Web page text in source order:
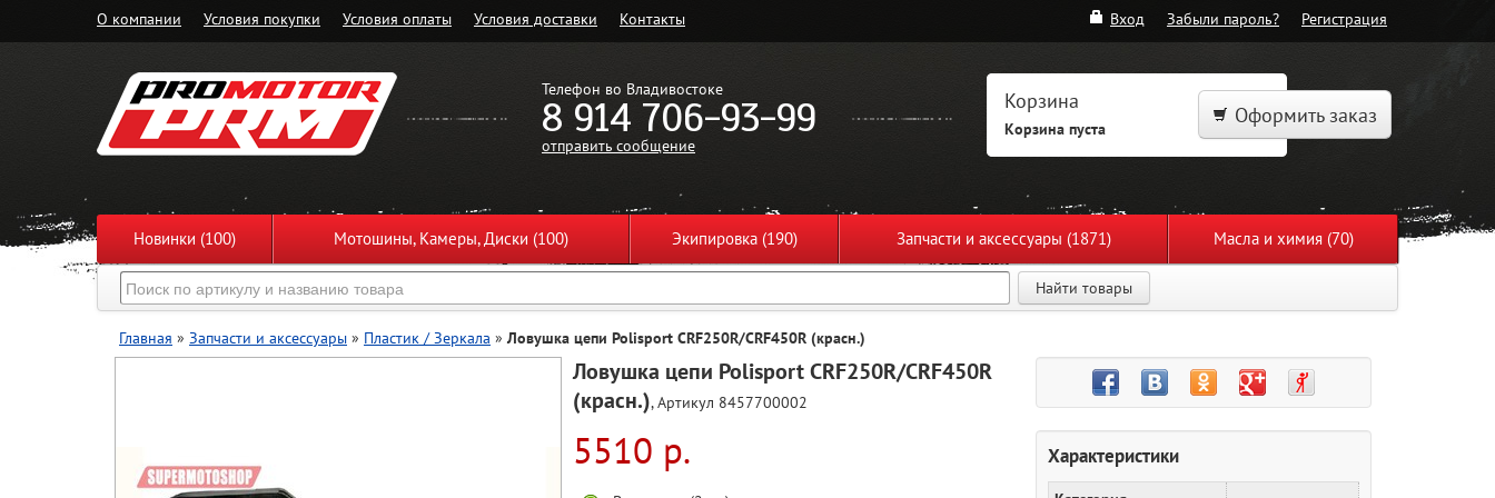
О компании Условия покупки Условия оплаты Условия доставки Контакты Вход Забыли пароль? Регистрация
Телефон во Владивостоке
8 914 706-93-99
отправить сообщение
Корзина
Корзина пуста
Оформить заказ
Новинки (100) Мотошины, Камеры, Диски (100) Экипировка (190) Запчасти и аксессуары (1871) Масла и химия (70)
Найти товары
Главная » Запчасти и аксессуары » Пластик / Зеркала »Ловушка цепи Polisport CRF250R/CRF450R (красн.)
Ловушка цепи Polisport CRF250R/CRF450R
(красн.), Артикул 8457700002
5510 р. Характеристики